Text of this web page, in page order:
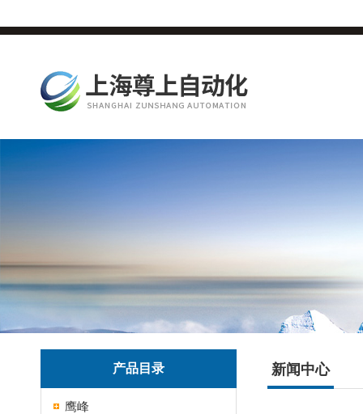
产品目录
鹰峰
新闻中心